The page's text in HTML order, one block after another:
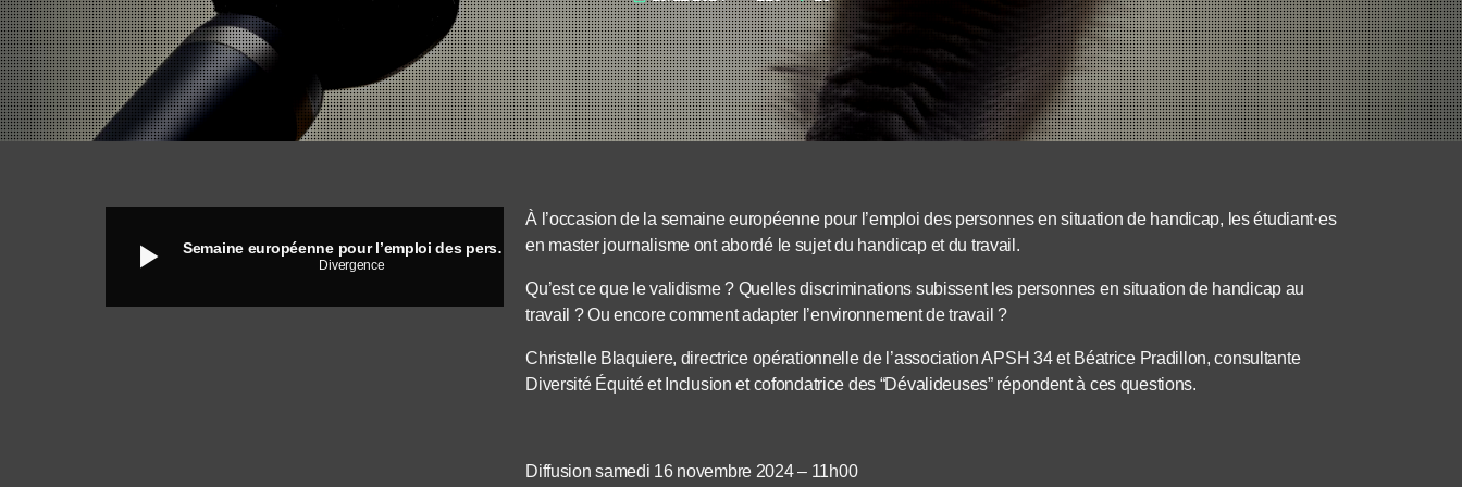
play_arrow Semaine européenne pour l’emploi des personnes en situation de handicap
Divergence
À l’occasion de la semaine européenne pour l’emploi des personnes en situation de handicap, les étudiant·es
en master journalisme ont abordé le sujet du handicap et du travail.
Qu’est ce que le validisme ? Quelles discriminations subissent les personnes en situation de handicap au
travail ? Ou encore comment adapter l’environnement de travail ?
Christelle Blaquiere, directrice opérationnelle de l’association APSH 34 et Béatrice Pradillon, consultante
Diversité Équité et Inclusion et cofondatrice des “Dévalideuses” répondent à ces questions.
Diffusion samedi 16 novembre 2024 – 11h00